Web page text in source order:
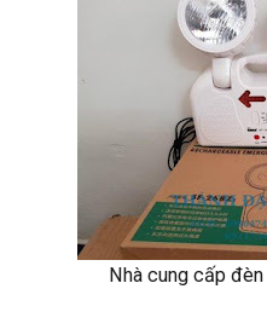
Nhà cung cấp